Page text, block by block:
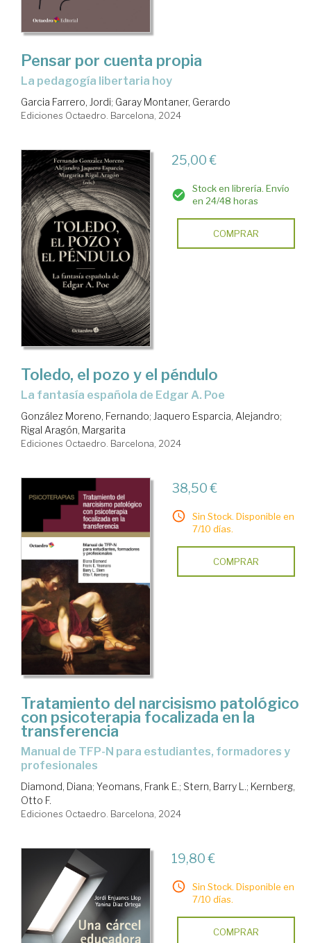
Pensar por cuenta propia
la pedagogía libertaria hoy
Garcia Farrero, Jordi; Garay Montaner, Gerardo
Ediciones Octaedro. Barcelona, 2024
25,00 €
Stock en librería. Envío
en 24/48 horas
COMPRAR
Toledo, el pozo y el péndulo
la fantasía española de Edgar A. Poe
González Moreno, Fernando; Jaquero Esparcia, Alejandro;
Rigal Aragón, Margarita
Ediciones Octaedro. Barcelona, 2024
38,50 €
Sin Stock. Disponible en
7/10 días.
COMPRAR
Tratamiento del narcisismo patológico
con psicoterapia focalizada en la
transferencia
manual de TFP-N para estudiantes, formadores y
profesionales
Diamond, Diana; Yeomans, Frank E.; Stern, Barry L.; Kernberg,
Otto F.
Ediciones Octaedro. Barcelona, 2024
19,80 €
Sin Stock. Disponible en
7/10 días.
COMPRAR